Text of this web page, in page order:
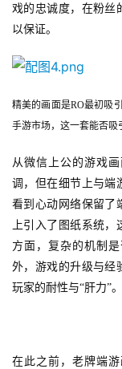
)
戏的忠诚度，在粉丝
以保证。
精美的画面是RO最初吸
手游市场，这一套能否吸
从微信上公的游戏
调，但在细节上与端
看到心动网络保留了
上引入了图纸系统
方面，复杂的机制
外，游戏的升级与经
玩家的耐性与“肝力”。
在此之前，老牌端